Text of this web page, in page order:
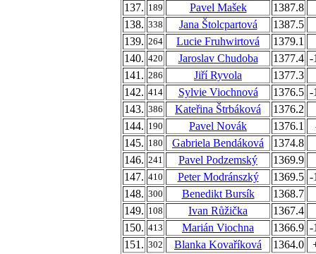
137. 189 Pavel Mašek
1387.8
138. 338 Jana Štolcpartová
1387.5
139. 264 Lucie Fruhwirtová
1379.1
140. 420 Jaroslav Chudoba 1377.4 -
141. 286 Jiří Ryvola
1377.3
142. 414 Sylvie Viochnová 1376.5 -
143. 386 Kateřina Štrbáková
1376.2
144. 190 Pavel Novák 1376.1
145. 180 Gabriela Bendáková
1374.8
146. 241 Pavel Podzemský
1369.9
147. 410 Peter Modránszký 1369.5 -
148. 300 Benedikt Bursík
1368.7
149. 108 Ivan Růžička
1367.4
150. 413 Marián Viochna 1366.9 -
151. 302 Blanka Kovaříková 1364.0